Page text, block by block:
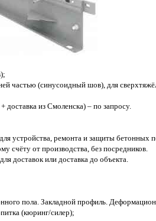
частью (синусоидный шов), для
доставка из Смоленска) – по запросу.
устройства, ремонта и защиты бетонных
счёту от производства, без посредников.
доставок или доставка до объекта.
пола. Закладной профиль.
(кюринг/силер);